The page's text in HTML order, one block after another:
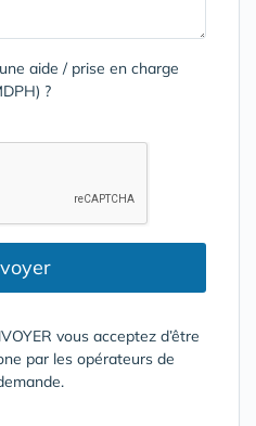
aide / prise en charge
?
vous acceptez d’être
par les opérateurs de